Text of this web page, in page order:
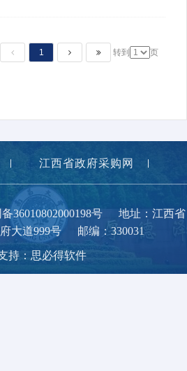
1 转到 页
江西省政府采购网
南昌大学
36010802000198号
地址：江西省
大道999号
邮编：330031
持：思必得软件